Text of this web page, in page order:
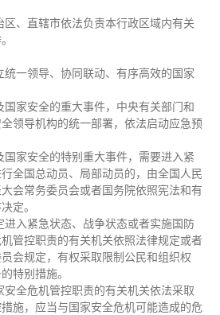
区、直辖市依法负责本行政区域内有关
统一领导、协同联动、有序高效的国家
国家安全的重大事件，中央有关部门和
领导机构的统一部署，依法启动应急预
国家安全的特别重大事件，需要进入紧
全国总动员、局部动员的，由全国人民
会常务委员会或者国务院依照宪法和有
定。
进入紧急状态、战争状态或者实施国防
管控职责的有关机关依照法律规定或者
会规定，有权采取限制公民和组织权
特别措施。
安全危机管控职责的有关机关依法采取
施，应当与国家安全危机可能造成的危